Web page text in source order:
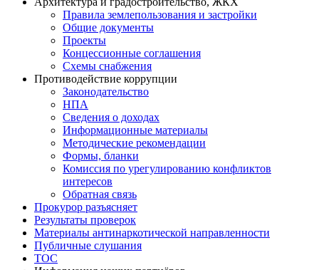
Правила землепользования и застройки
Общие документы
Проекты
Концессионные соглашения
Схемы снабжения
Противодействие коррупции
Законодательство
НПА
Сведения о доходах
Информационные материалы
Методические рекомендации
Формы, бланки
Комиссия по урегулированию конфликтов
интересов
Обратная связь
Прокурор разъясняет
Результаты проверок
Материалы антинаркотической направленности
Публичные слушания
ТОС